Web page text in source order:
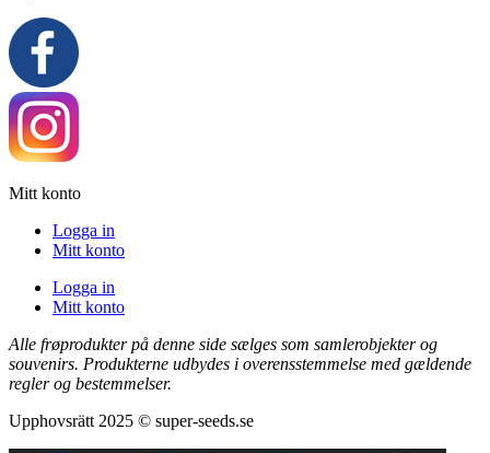
Mitt konto
Logga in
Mitt konto
Logga in
Mitt konto
Alle frøprodukter på denne side sælges som samlerobjekter og
souvenirs. Produkterne udbydes i overensstemmelse med gældende
regler og bestemmelser.
Upphovsrätt 2025 © super-seeds.se